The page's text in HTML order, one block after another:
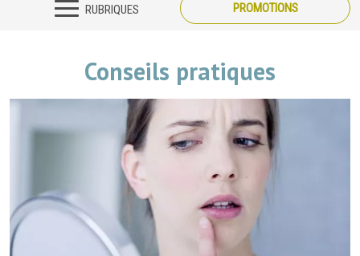
RUBRIQUES PROMOTIONS
Conseils pratiques